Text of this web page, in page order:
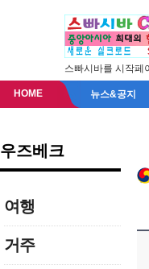
스빠시바를 시작페
HOME 뉴스&공지
우즈베크
여행
거주